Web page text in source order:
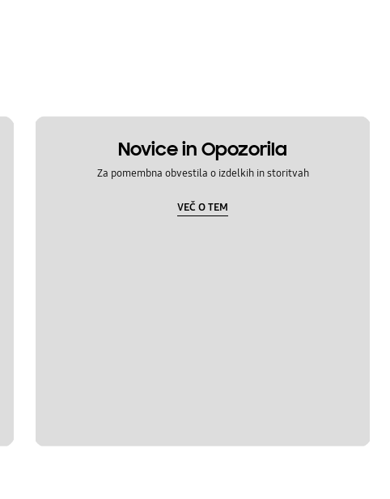
Novice in Opozorila
Za pomembna obvestila o izdelkih in storitvah
VEČ O TEM